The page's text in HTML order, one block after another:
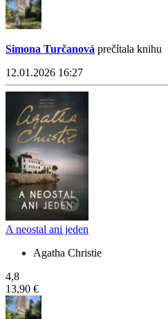
Simona Turčanová prečítala knihu
12.01.2026 16:27
A neostal ani jeden
Agatha Christie
4,8
13,90 €